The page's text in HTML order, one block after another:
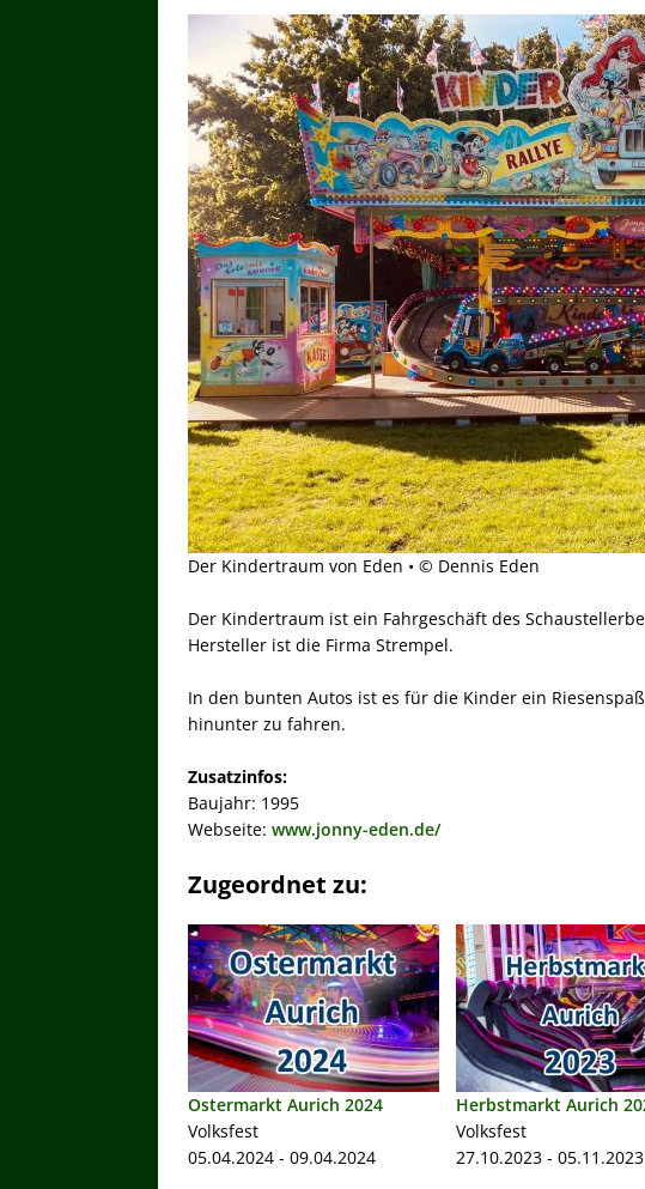
Der Kindertraum von Eden • © Dennis Eden
Der Kindertraum ist ein Fahrgeschäft des
Hersteller ist die Firma Strempel.
In den bunten Autos ist es für die Kinder ein
hinunter zu fahren.
Zusatzinfos:
Baujahr: 1995
Webseite: www.jonny-eden.de/
Zugeordnet zu:
Ostermarkt Aurich 2024
Volksfest
05.04.2024 - 09.04.2024
Herbstmarkt Aurich
Volksfest
27.10.2023 - 05.11.2023